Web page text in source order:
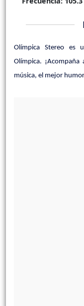
Olímpica Stereo es
Olímpica.
música, el mejor